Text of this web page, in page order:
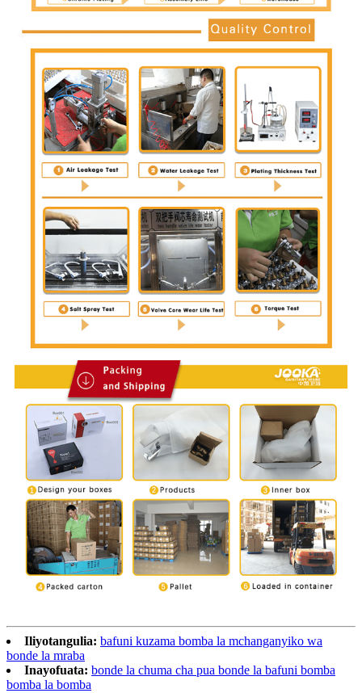
Iliyotangulia: bafuni kuzama bomba la mchanganyiko wa
bonde la mraba
Inayofuata: bonde la chuma cha pua bonde la bafuni bomba
bomba la bomba